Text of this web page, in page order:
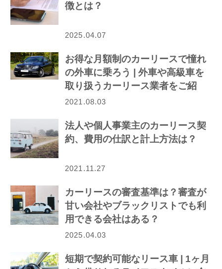
徴とは？
2025.04.07
お得な月額制のカーリースで憧れ
の外車に乗ろう | 外車や高級車を
取り扱うカーリース業者をご紹
介！
2021.08.03
法人や個人事業主のカーリース契
約、費用の仕訳と計上方法は？
2021.11.27
カーリースの審査基準は？審査が
甘い会社やブラックリストでも利
用できる会社はある？
2025.04.03
短期で契約可能なリース車 | 1ヶ月